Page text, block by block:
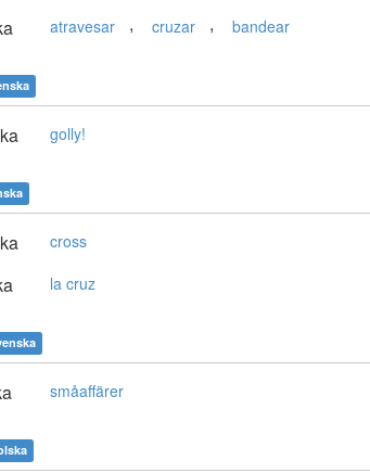
atravesar , cruzar , bandear
golly!
cross
la cruz
småaffärer